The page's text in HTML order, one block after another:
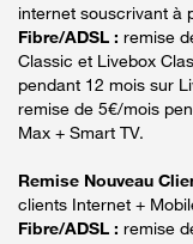
internet souscrivant à
Fibre/ADSL : remise
Classic et Livebox
pendant 12 mois sur
remise de 5€/mois
Max + Smart TV.
Remise Nouveau
clients Internet +
Fibre/ADSL : remise